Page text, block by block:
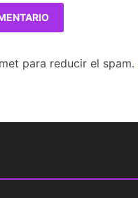
para reducir el spam.